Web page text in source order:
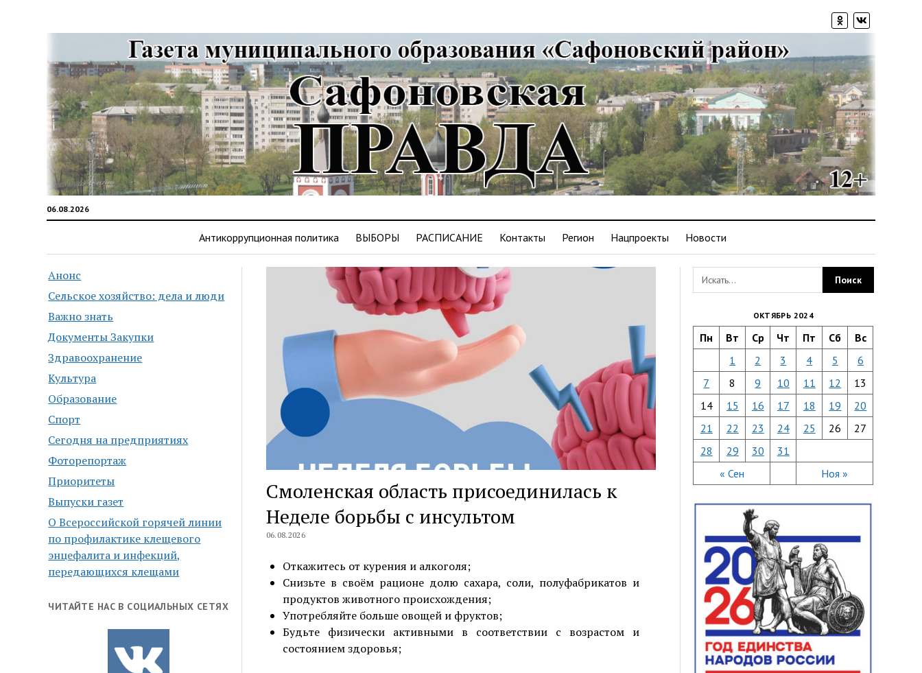
06.08.2026
Антикоррупционная политика ВЫБОРЫ РАСПИСАНИЕ Контакты Регион Нацпроекты Новости
Анонс
Сельское хозяйство: дела и люди
Важно знать
Документы Закупки
Здравоохранение
Культура
Образование
Спорт
Сегодня на предприятиях
Фоторепортаж
Приоритеты
Выпуски газет
О Всероссийской горячей линии
по профилактике клещевого
энцефалита и инфекций,
передающихся клещами
ЧИТАЙТЕ НАС В СОЦИАЛЬНЫХ СЕТЯХ
Смоленская область присоединилась к
Неделе борьбы с инсультом
06.08.2026
Откажитесь от курения и алкоголя;
Снизьте в своём рационе долю сахара, соли, полуфабрикатов и
продуктов животного происхождения;
Употребляйте больше овощей и фруктов;
Будьте физически активными в соответствии с возрастом и
состоянием здоровья;
ОКТЯБРЬ 2024
Пн Вт Ср Чт Пт Сб Вс
« Сен Ноя »
1 2 3 4 5
6
7
8 9 10 11 12
13
14
15 16 17 18 19
20
21
22 23 24 25 26
27
28
29 30 31